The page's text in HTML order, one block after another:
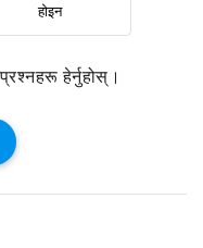
होइन
हेर्नुहोस्।